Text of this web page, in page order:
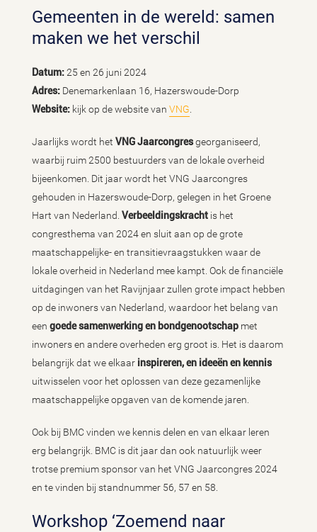
Gemeenten in de wereld: samen
maken we het verschil
Datum:25 en 26 juni 2024
Adres: Denemarkenlaan 16, Hazerswoude-Dorp
Website: kijk op de website van VNG
Jaarlijks wordt het VNG Jaarcongresgeorganiseerd,
waarbij ruim 2500 bestuurders van de lokale overheid
bijeenkomen. Dit jaar wordt het VNG Jaarcongres
gehouden in Hazerswoude-Dorp, gelegen in het Groene
Hart van Nederland. Verbeeldingskracht is het
congresthema van 2024 en sluit aan op de grote
maatschappelijke- en transitievraagstukken waar de
lokale overheid in Nederland mee kampt. Ook de financiële
uitdagingen van het Ravijnjaar zullen grote impact hebben
op de inwoners van Nederland, waardoor het belang van
een goede samenwerking en bondgenootschap met
inwoners en andere overheden erg groot is. Het is daarom
belangrijk dat we elkaar inspireren, en ideeën en kennis
uitwisselen voor het oplossen van deze gezamenlijke
maatschappelijke opgaven van de komende jaren.
Ook bij BMC vinden we kennis delen en van elkaar leren
erg belangrijk. BMC is dit jaar dan ook natuurlijk weer
trotse premium sponsor van het VNG Jaarcongres 2024
en te vinden bij standnummer 56, 57 en 58.
Workshop ‘Zoemend naar